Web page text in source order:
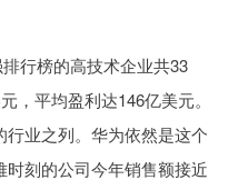
行榜的高技术企业共33
，平均盈利达146亿美元。
业之列。华为依然是这个
刻的公司今年销售额接近